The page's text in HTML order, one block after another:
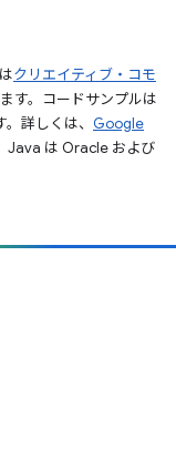
クリエイティブ・コモ
す。コードサンプルは
詳しくは、 Google
Java は Oracle および